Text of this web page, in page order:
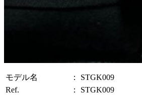
モデル名 ：
STGK009
Ref.
：
STGK009